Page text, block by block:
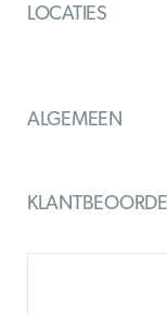
LOCATIES
ALGEMEEN